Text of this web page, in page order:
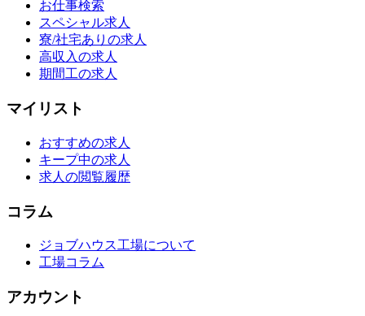
お仕事検索
スペシャル求人
寮/社宅ありの求人
高収入の求人
期間工の求人
マイリスト
おすすめの求人
キープ中の求人
求人の閲覧履歴
コラム
ジョブハウス工場について
工場コラム
アカウント